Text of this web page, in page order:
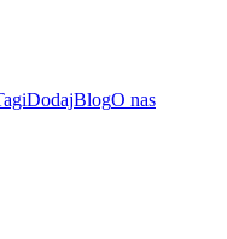
DodajBlogO nas